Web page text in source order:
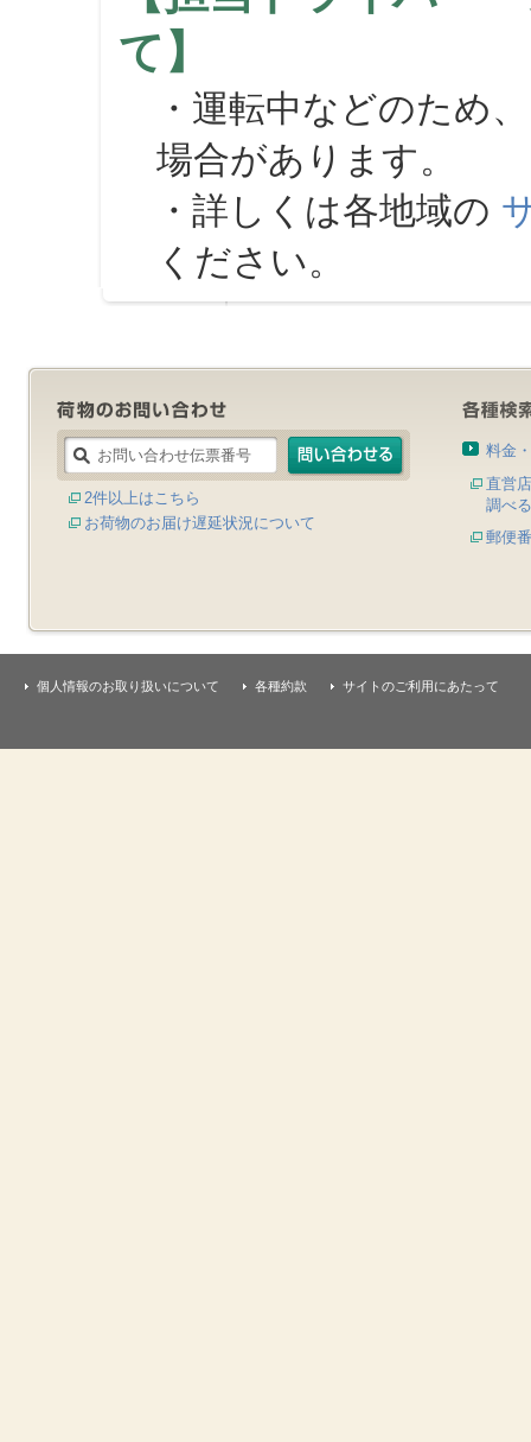
て】
・運転中などのため
場合があります。
・詳しくは各地域の
ください。
2件以上はこちら
お荷物のお届け遅延状況について
料金
直営
調べる
郵便
個人情報のお取り扱いについて 各種約款 サイトのご利用にあたって